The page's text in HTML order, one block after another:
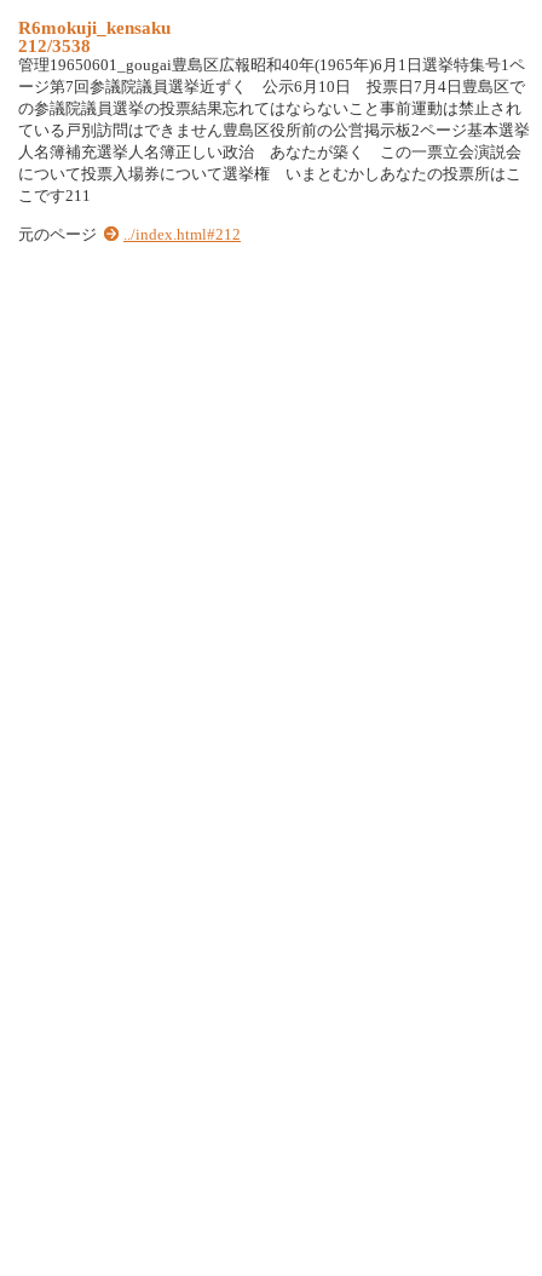
R6mokuji_kensaku
212/3538
管理19650601_gougai豊島区広報昭和40年(1965年)6月1日選挙特集号1ペ
ージ第7回参議院議員選挙近ずく 公示6月10日 投票日7月4日豊島区で
の参議院議員選挙の投票結果忘れてはならないこと事前運動は禁止され
ている戸別訪問はできません豊島区役所前の公営掲示板2ページ基本選挙
人名簿補充選挙人名簿正しい政治 あなたが築く この一票立会演説会
について投票入場券について選挙権 いまとむかしあなたの投票所はこ
こです211
元のページ ../index.html#212